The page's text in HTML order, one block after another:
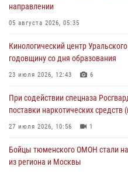
Росгвардейцы приняли участие в
Тюменской области» в рамках
Росгвардейцы в Тюменской
армии Ивана Кирилловича
направлении
05 августа 2026, 05:35
Кинологический центр
годовщину со дня образования
23 июля 2026, 12:43 6
При содействии спецназа
поставки наркотических средств
27 июля 2026, 10:56 1
Бойцы тюменского ОМОН стали
из региона и Москвы